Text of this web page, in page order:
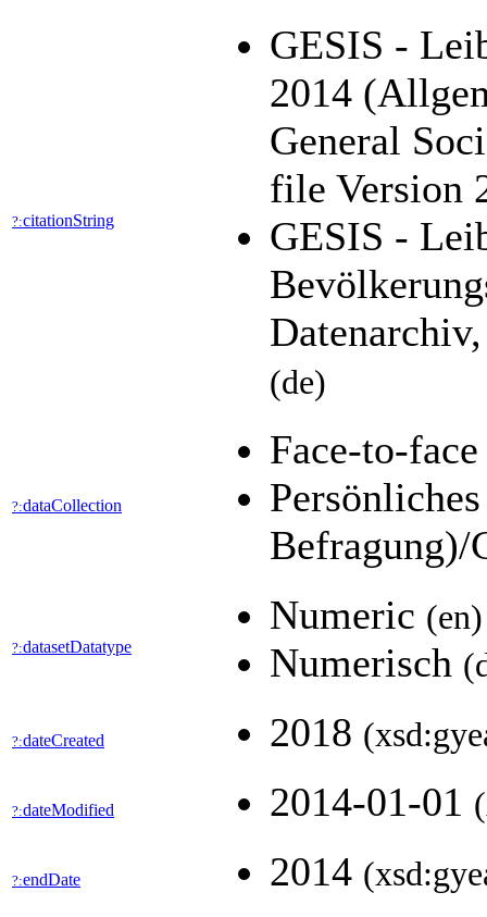
?:citationString
GESIS -
2014
General
file Version
GESIS -
(de)
?:dataCollection
Face-to-
?:datasetDatatype
Numeric (en)
Numerisch
?:dateCreated 2018
?:dateModified 2014-01-01
?:endDate 2014